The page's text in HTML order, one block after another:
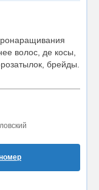
волос, де косы,
брейды.